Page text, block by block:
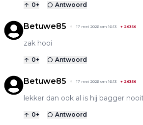
0+ Antwoord
Betuwe85 17 mei 2026 om 16:13 + 26356
zak hooi
0+ Antwoord
Betuwe85 17 mei 2026 om 16:13 + 26356
lekker dan ook al is hij bagger
0+ Antwoord